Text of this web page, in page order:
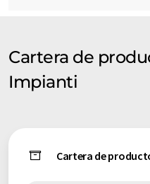
Cartera de
Impianti
Cartera de